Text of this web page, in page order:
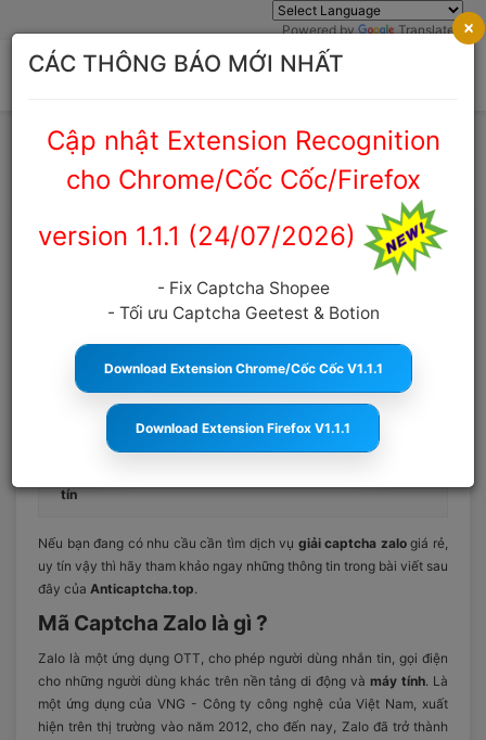
Powered by Translate
Trang chủ Cẩm nang Captcha
Dịch vụ giải captcha zalo tốc độ cực
nhanh, giá rẻ, uy tín
anticaptcha.top 18:05:27 08/08/2022
2371
MỤC LỤC
Mã Captcha Zalo là gì ?
tín
Nếu bạn đang có nhu cầu cần tìm dịch vụ giải captcha zalogiá rẻ,
uy tín vậy thì hãy tham khảo ngay những thông tin trong bài viết sau
đây của Anticaptcha.top.
Mã Captcha Zalo là gì ?
Zalo là một ứng dụng OTT, cho phép người dùng nhắn tin, gọi điện
cho những người dùng khác trên nền tảng di động vàmáy tính. Là
một ứng dụng của VNG - Công ty công nghệ của Việt Nam, xuất
hiện trên thị trường vào năm 2012, cho đến nay, Zalo đã trở thành
×
CÁC THÔNG BÁO MỚI NHẤT
Cập nhật Extension Recognition
cho Chrome/Cốc Cốc/Firefox
version 1.1.1 (24/07/2026)
- Fix Captcha Shopee
- Tối ưu Captcha Geetest & Botion
Download Extension Chrome/Cốc Cốc V1.1.1
Download Extension Firefox V1.1.1